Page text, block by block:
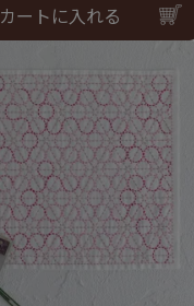
カートに入れる